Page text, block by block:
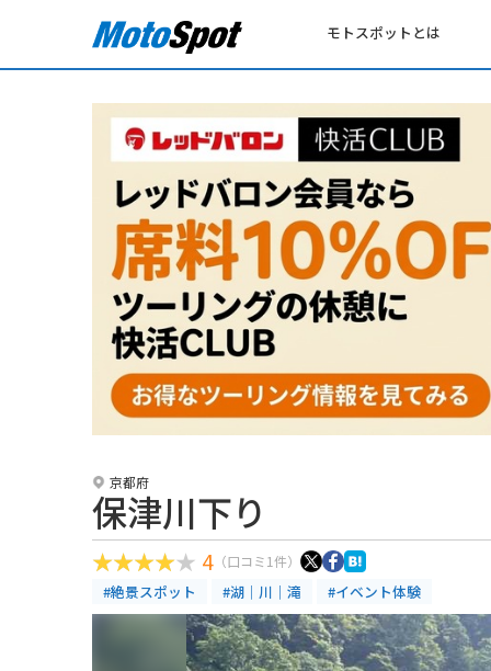
モトスポットとは
京都府
保津川下り
4 （口コミ1件）
#絶景スポット #湖｜川｜滝 #イベント体験